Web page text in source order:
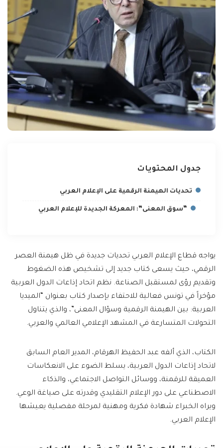
جدول المحتويات
تحديات الهيمنة الرقمية على الإعلام العربي
“سوق المعنى”: المعركة الجديدة للإعلام العربي
يواجه قطاع الإعلام العربي تحديات جديدة في ظل هيمنة العصر
الرقمي، حيث يسعى كتاب جديد إلى تشخيص هذه الضغوط
وتقديم رؤى لمستقبل الصناعة. نظم اتحاد إذاعات الدول العربية
مؤخراً في تونس فعالية للاحتفاء بإصدار كتاب بعنوان “الميديا
العربية: بين الهيمنة الرقمية وسؤال المعنى”، والذي يتناول
التحولات المتسارعة في المشهد الإعلامي العالمي والعربي.
الكتاب، الذي ألفه عبد الحفيظ الهرقام، المدير العام السابق
لاتحاد إذاعات الدول العربية، يسلط الضوء على الانعكاسات
العميقة للرقمنة، ووسائل التواصل الاجتماعي، والذكاء
الاصطناعي على دور الإعلام التقليدي وقدرته على صياغة الوعي.
ويراه الخبراء شهادة فكرية ومهنية لمرحلة مفصلية يعيشها
الإعلام العربي.